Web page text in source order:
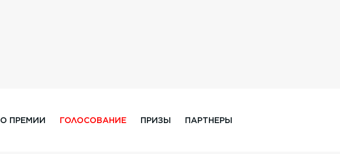
О ПРЕМИИ ГОЛОСОВАНИЕ ПРИЗЫ ПАРТНЕРЫ